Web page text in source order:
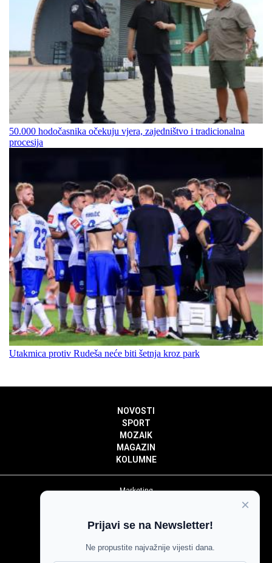
50.000 hodočasnika očekuju vjera, zajedništvo i tradicionalna
procesija
Utakmica protiv Rudeša neće biti šetnja kroz park
NOVOSTI
SPORT
MOZAIK
MAGAZIN
KOLUMNE
Marketing
Impressum
Pravila komentiranja
×
Prijavi se na Newsletter!
Ne propustite najvažnije vijesti dana.